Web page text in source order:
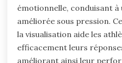
émotionnelle, conduisant à
améliorée sous pression.
la visualisation aide les
efficacement leurs
améliorant ainsi leur